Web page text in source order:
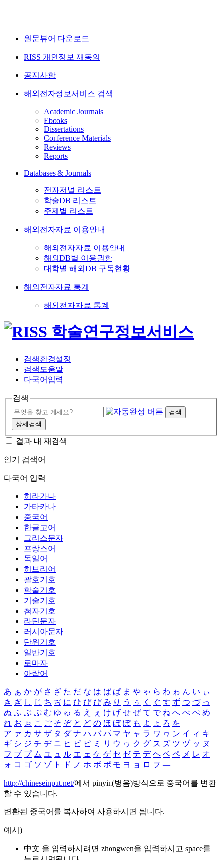
원문뷰어 다운로드
RISS 개인정보 재동의
공지사항
해외전자정보서비스 검색
Academic Journals
Ebooks
Dissertations
Conference Materials
Reviews
Reports
Databases & Journals
전자저널 리스트
학술DB 리스트
주제별 리스트
해외전자자료 이용안내
해외전자자료 이용안내
해외DB별 이용권한
대학별 해외DB 구독현황
해외전자자료 통계
해외전자자료 통계
검색환경설정
검색도움말
다국어입력
검색
검색
상세검색
결과 내 재검색
인기 검색어
다국어 입력
히라가나
가타카나
중국어
한글고어
그리스문자
프랑스어
독일어
히브리어
괄호기호
학술기호
기술기호
첨자기호
라틴문자
러시아문자
단위기호
일반기호
로마자
아랍어
あ ぁ か が さ ざ た だ な は ば ぱ ま や ゃ ら わ ゎ ん い ぃ
き ぎ し じ ち ぢ に ひ び ぴ み り う ぅ く ぐ す ず つ づ っ
ぬ ふ ぶ ぷ む ゆ ゅ る え ぇ け げ せ ぜ て で ね へ べ ぺ め
れ お ぉ こ ご そ ぞ と ど の ほ ぼ ぽ も よ ょ ろ を
ア ァ カ サ ザ タ ダ ナ ハ バ パ マ ヤ ャ ラ ワ ヮ ン イ ィ キ
ギ シ ジ チ ヂ ニ ヒ ビ ピ ミ リ ウ ゥ ク グ ス ズ ツ ヅ ッ ヌ
フ ブ プ ム ユ ュ ル エ ェ ケ ゲ セ ゼ テ デ ヘ ベ ペ メ レ オ
ォ コ ゴ ソ ゾ ト ド ノ ホ ボ ポ モ ヨ ョ ロ ヲ ―
http://chineseinput.net/에서 pinyin(병음)방식으로 중국어를 변환
할 수 있습니다.
변환된 중국어를 복사하여 사용하시면 됩니다.
예시)
中文 을 입력하시려면 zhongwen을 입력하시고 space를